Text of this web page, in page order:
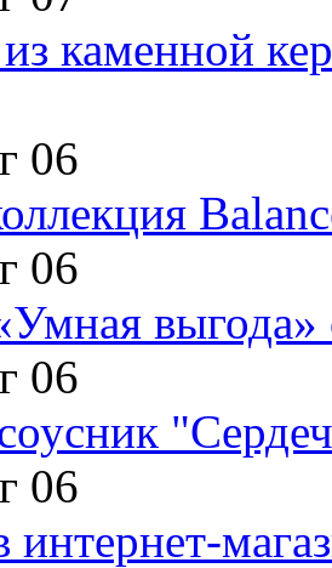
каменной
06
06
выгода»
06
06
интернет-